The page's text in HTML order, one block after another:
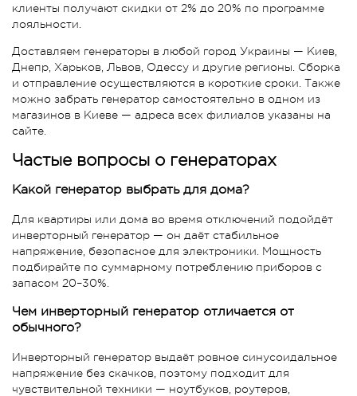
клиенты получают скидки от 2% до 20% по программе
лояльности.
Доставляем генераторы в любой город Украины — Киев,
Днепр, Харьков, Львов, Одессу и другие регионы. Сборка
и отправление осуществляются в короткие сроки. Также
можно забрать генератор самостоятельно в одном из
магазинов в Киеве — адреса всех филиалов указаны на
сайте.
Частые вопросы о генераторах
Какой генератор выбрать для дома?
Для квартиры или дома во время отключений подойдёт
инверторный генератор — он даёт стабильное
напряжение, безопасное для электроники. Мощность
подбирайте по суммарному потреблению приборов с
запасом 20–30%.
Чем инверторный генератор отличается от
обычного?
Инверторный генератор выдаёт ровное синусоидальное
напряжение без скачков, поэтому подходит для
чувствительной техники — ноутбуков, роутеров,